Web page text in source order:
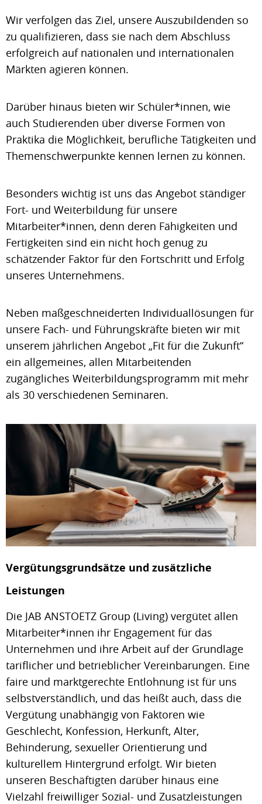
Wir verfolgen das Ziel, unsere Auszubildenden so
zu qualifizieren, dass sie nach dem Abschluss
erfolgreich auf nationalen und internationalen
Märkten agieren können.
Darüber hinaus bieten wir Schüler*innen, wie
auch Studierenden über diverse Formen von
Praktika die Möglichkeit, berufliche Tätigkeiten und
Themenschwerpunkte kennen lernen zu können.
Besonders wichtig ist uns das Angebot ständiger
Fort- und Weiterbildung für unsere
Mitarbeiter*innen, denn deren Fähigkeiten und
Fertigkeiten sind ein nicht hoch genug zu
schätzender Faktor für den Fortschritt und Erfolg
unseres Unternehmens.
Neben maßgeschneiderten Individuallösungen für
unsere Fach- und Führungskräfte bieten wir mit
unserem jährlichen Angebot „Fit für die Zukunft“
ein allgemeines, allen Mitarbeitenden
zugängliches Weiterbildungsprogramm mit mehr
als 30 verschiedenen Seminaren.
Vergütungsgrundsätze und zusätzliche
Leistungen
Die JAB ANSTOETZ Group (Living) vergütet allen
Mitarbeiter*innen ihr Engagement für das
Unternehmen und ihre Arbeit auf der Grundlage
tariflicher und betrieblicher Vereinbarungen. Eine
faire und marktgerechte Entlohnung ist für uns
selbstverständlich, und das heißt auch, dass die
Vergütung unabhängig von Faktoren wie
Geschlecht, Konfession, Herkunft, Alter,
Behinderung, sexueller Orientierung und
kulturellem Hintergrund erfolgt. Wir bieten
unseren Beschäftigten darüber hinaus eine
Vielzahl freiwilliger Sozial- und Zusatzleistungen